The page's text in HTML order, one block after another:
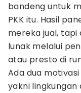
bandeng untuk
PKK itu. Hasil
mereka jual, tapi
lunak melalui
atau presto di
Ada dua
yakni lingkungan